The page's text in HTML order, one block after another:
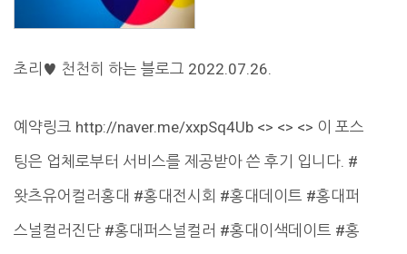
초리♥ 천천히 하는 블로그 2022.07.26.
예약링크 http://naver.me/xxpSq4Ub <> <> <> 이 포스
팅은 업체로부터 서비스를 제공받아 쓴 후기 입니다. #
왓츠유어컬러홍대 #홍대전시회 #홍대데이트 #홍대퍼
스널컬러진단 #홍대퍼스널컬러 #홍대이색데이트 #홍